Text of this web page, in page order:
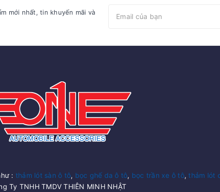
mới nhất, tin khuyến mãi và
: thảm lót sàn ô tô, bọc ghế da ô tô, bọc trần xe ô tô,thảm lót
Ty TNHH TMDV THIÊN MINH NHẬT